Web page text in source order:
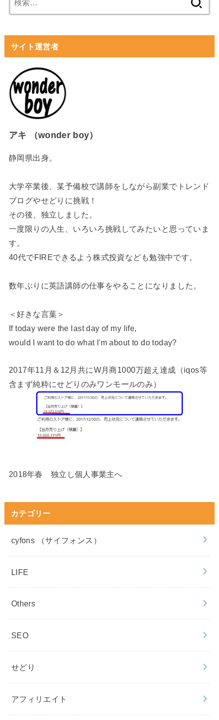
索:
サイト運営者
アキ （wonder boy）
静岡県出身。
大学卒業後、某予備校で講師をしながら副業でトレンド
ブログやせどりに挑戦！
その後、独立しました。
一度限りの人生、いろいろ挑戦してみたいと思っていま
す。
40代でFIREできるよう株式投資なども勉強中です。
数年ぶりに英語講師の仕事をやることになりました。
＜好きな言葉＞
If today were the last day of my life,
would I want to do what I'm about to do today?
2017年11月＆12月共にW月商1000万超え達成（iqos等
含まず純粋にせどりのみワンモールのみ）
2018年春 独立し個人事業主へ
カテゴリー
cyfons （サイフォンス）
LIFE
Others
SEO
せどり
アフィリエイト